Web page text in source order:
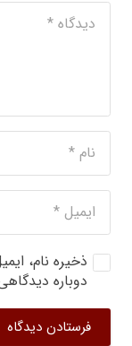
ذخیره نام،
دوباره
فرستادن دیدگاه